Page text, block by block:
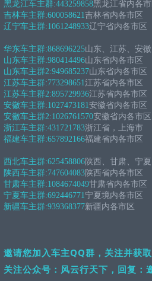
黑龙江车主群:443259858黑龙江省内各市
吉林车主群:600058621吉林省内各市区
辽宁车主群:1061248933辽宁省内各市区
华东车主群:868696225山东、江苏、安
山东车主群:980414496山东省内各市区
山东车主群2:949685237山东省内各市区
江苏车主群:773298651江苏省内各市区
江苏车主群2:895729936江苏省内各市区
安徽车主群:1027473181安徽省内各市区
安徽车主群2:1026761570安徽省内各市区
浙江车主群:431721783浙江省，上海市
福建车主群:657892166福建省内各市区
西北车主群:625458806陕西、甘肃、宁
陕西车主群:747604083陕西省内各市区
甘肃车主群:1084674049甘肃省内各市区
宁夏车主群:692446771宁夏境内各市区
新疆车主群:939368377新疆内各市区
邀请您加入车主QQ群，关注并获
关注公众号：风云行天下，回复：